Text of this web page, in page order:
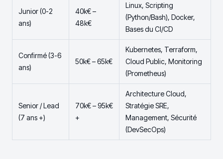
Junior (0-2
ans)
40k€ –
48k€
Linux, Scripting
(Python/Bash), Docker,
Bases du CI/CD
Confirmé (3-6
ans)
50k€ – 65k€
Kubernetes, Terraform,
Cloud Public, Monitoring
(Prometheus)
Senior / Lead
(7 ans +)
70k€ – 95k€
+
Architecture Cloud,
Stratégie SRE,
Management, Sécurité
(DevSecOps)